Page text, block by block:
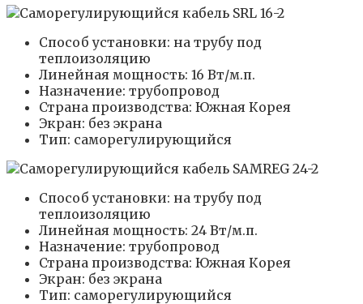
Способ установки: на трубу под
теплоизоляцию
Линейная мощность: 16 Вт/м.п.
Назначение: трубопровод
Страна производства: Южная Корея
Экран: без экрана
Тип: саморегулирующийся
Способ установки: на трубу под
теплоизоляцию
Линейная мощность: 24 Вт/м.п.
Назначение: трубопровод
Страна производства: Южная Корея
Экран: без экрана
Тип: саморегулирующийся